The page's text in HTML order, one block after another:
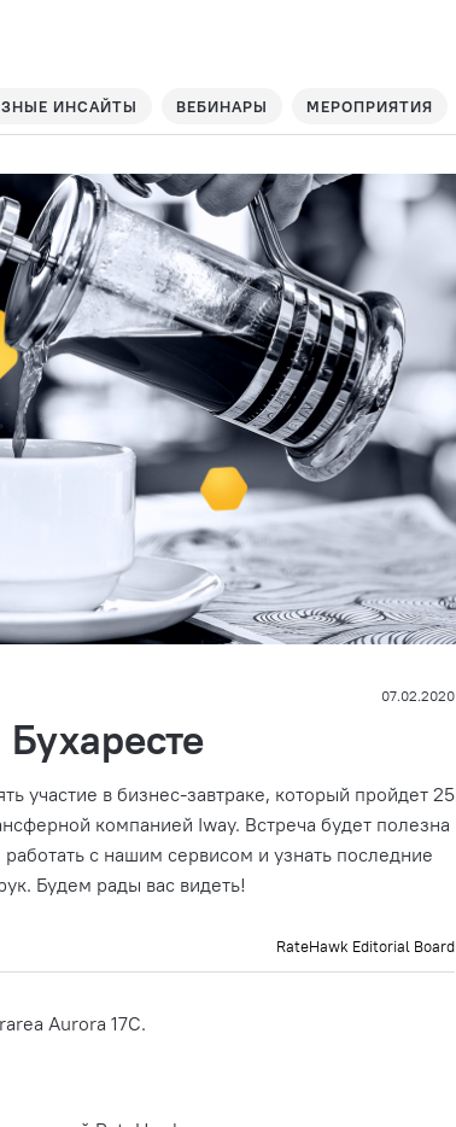
ИНСАЙТЫ ВЕБИНАРЫ МЕРОПРИЯТИЯ
07.02.2020
участие в бизнес-завтраке, который пройдет25
компанией Iway. Встреча будет полезна
с нашим сервисом и узнать последние
Будем рады вас видеть!
RateHawk Editorial Board
Aurora 17C.